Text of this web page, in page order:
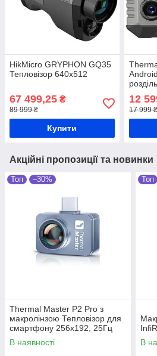
HikMicro GRYPHON GQ35
Тепловізор 640x512
67 499,25 ₴
89 999 ₴
Купити
12
17 999 ₴
Акційні пропозиції та новинки
Топ –30%
Thermal Master P2 Pro з
макролінзою Тепловізор для
смартфону 256х192, 25Гц
В наявності
Топ
В